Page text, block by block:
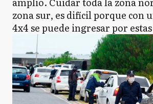
zona sur, es difícil porque con
4x4 se puede ingresar por